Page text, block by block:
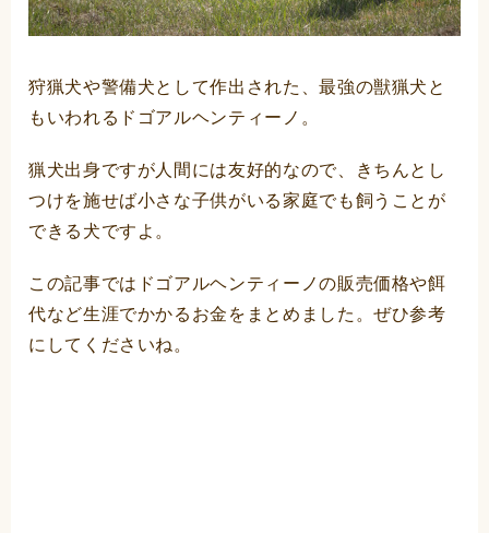
狩猟犬や警備犬として作出された、最強の獣猟犬と
もいわれるドゴアルヘンティーノ。
猟犬出身ですが人間には友好的なので、きちんとし
つけを施せば小さな子供がいる家庭でも飼うことが
できる犬ですよ。
この記事ではドゴアルヘンティーノの販売価格や餌
代など生涯でかかるお金をまとめました。ぜひ参考
にしてくださいね。